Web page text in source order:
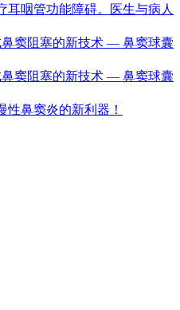
咽管功能障碍。医生与病人
窦阻塞的新技术 — 鼻窦球囊
窦阻塞的新技术 — 鼻窦球囊
鼻窦炎的新利器！